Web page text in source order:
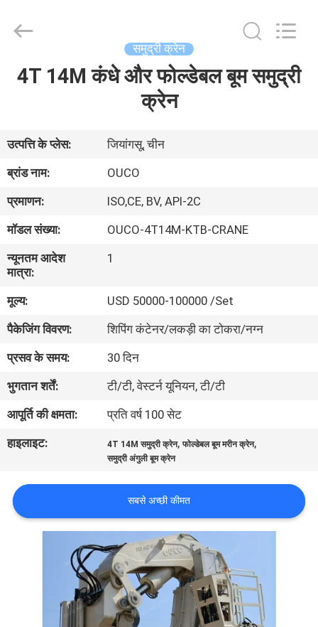
घर
वीडियो
वी.आर.
शो
हमारे
बारे
में
कारखाने
का
नियंत्रण
GROUP
Reserved.
समुद्री क्रेन
4T 14M कंधे और फोल्डेबल बूम समुद्री
क्रेन
उत्पत्ति के प्लेस:
जियांगसू, चीन
ब्रांड नाम:
OUCO
प्रमाणन:
ISO,CE, BV, API-2C
मॉडल संख्या:
OUCO-4T14M-KTB-CRANE
न्यूनतम आदेश
मात्रा:
1
मूल्य:
USD 50000-100000 /Set
पैकेजिंग विवरण:
शिपिंग कंटेनर/लकड़ी का टोकरा/नग्न
प्रसव के समय:
30 दिन
भुगतान शर्तें:
टी/टी, वेस्टर्न यूनियन, टी/टी
आपूर्ति की क्षमता:
प्रति वर्ष 100 सेट
हाइलाइट:
4T 14M समुद्री क्रेन,फोल्डेबल बूम मरीन क्रेन,
समुद्री अंगुली बूम क्रेन
सबसे अच्छी कीमत